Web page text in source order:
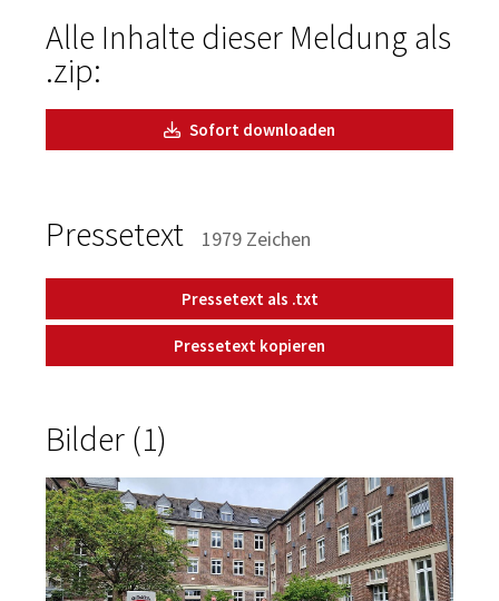
Alle Inhalte dieser Meldung als
.zip:
Sofort downloaden
Pressetext 1979 Zeichen
Pressetext als .txt
Pressetext kopieren
Bilder (1)